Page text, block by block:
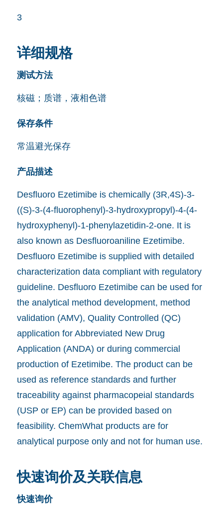
3
详细规格
测试方法
核磁；质谱，液相色谱
保存条件
常温避光保存
产品描述
Desfluoro Ezetimibe is chemically (3R,4S)-3-
((S)-3-(4-fluorophenyl)-3-hydroxypropyl)-4-(4-
hydroxyphenyl)-1-phenylazetidin-2-one. It is
also known as Desfluoroaniline Ezetimibe.
Desfluoro Ezetimibe is supplied with detailed
characterization data compliant with regulatory
guideline. Desfluoro Ezetimibe can be used for
the analytical method development, method
validation (AMV), Quality Controlled (QC)
application for Abbreviated New Drug
Application (ANDA) or during commercial
production of Ezetimibe. The product can be
used as reference standards and further
traceability against pharmacopeial standards
(USP or EP) can be provided based on
feasibility. ChemWhat products are for
analytical purpose only and not for human use.
快速询价及关联信息
快速询价